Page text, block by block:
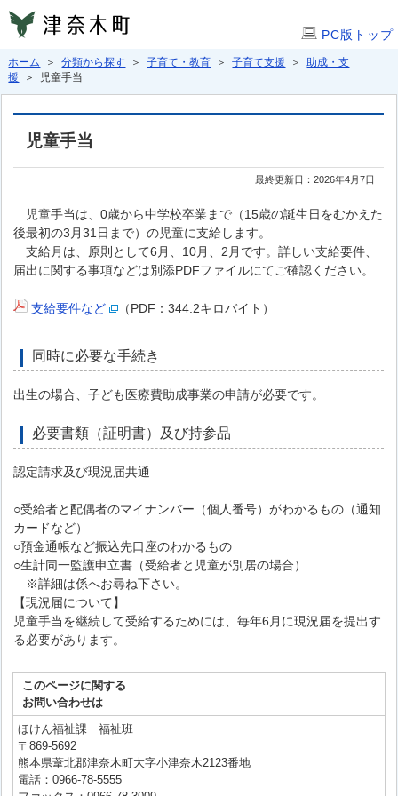
PC版トップ
ホーム ＞分類から探す ＞子育て・教育 ＞子育て支援 ＞助成・支
援
＞ 児童手当
児童手当
最終更新日：2026年4月7日
児童手当は、0歳から中学校卒業まで（15歳の誕生日をむかえた
後最初の3月31日まで）の児童に支給します。
支給月は、原則として6月、10月、2月です。詳しい支給要件、
届出に関する事項などは別添PDFファイルにてご確認ください。
支給要件など （PDF：344.2キロバイト）
同時に必要な手続き
出生の場合、子ども医療費助成事業の申請が必要です。
必要書類（証明書）及び持参品
認定請求及び現況届共通
○受給者と配偶者のマイナンバー（個人番号）がわかるもの（通知
カードなど）
○預金通帳など振込先口座のわかるもの
○生計同一監護申立書（受給者と児童が別居の場合）
※詳細は係へお尋ね下さい。
【現況届について】
児童手当を継続して受給するためには、毎年6月に現況届を提出す
る必要があります。
このページに関する
お問い合わせは
ほけん福祉課 福祉班
〒869-5692
熊本県葦北郡津奈木町大字小津奈木2123番地
電話：0966-78-5555